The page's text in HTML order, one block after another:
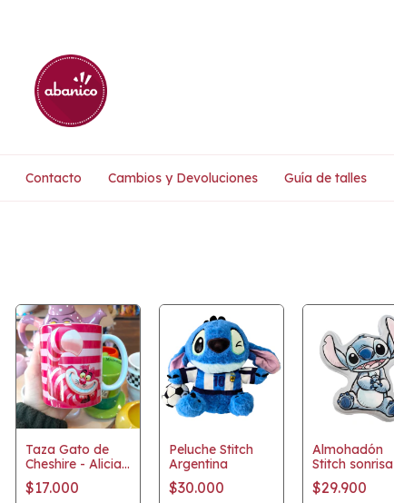
Contacto Cambios y Devoluciones Guía de talles
Taza Gato de
Cheshire - Alicia
en el país de las
maravillas
$17.000
Peluche Stitch
Argentina
$30.000
Almohadón
Stitch sonrisa
$29.900